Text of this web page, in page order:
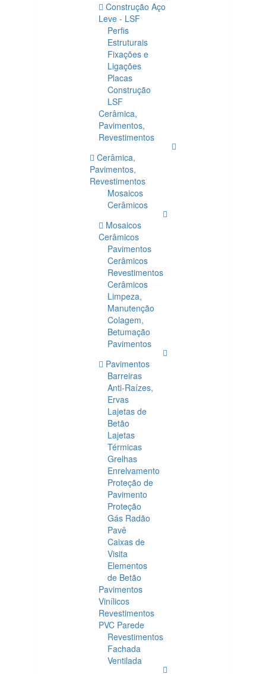
Construção Aço
Leve - LSF
Perfis
Estruturais
Fixações e
Ligações
Placas
Construção
LSF
Cerâmica,
Pavimentos,
Revestimentos
Cerâmica,
Pavimentos,
Revestimentos
Mosaicos
Cerâmicos
Mosaicos
Cerâmicos
Pavimentos
Cerâmicos
Revestimentos
Cerâmicos
Limpeza,
Manutenção
Colagem,
Betumação
Pavimentos
Pavimentos
Barreiras
Anti-Raízes,
Ervas
Lajetas de
Betão
Lajetas
Térmicas
Grelhas
Enrelvamento
Proteção de
Pavimento
Proteção
Gás Radão
Pavê
Caixas de
Visita
Elementos
de Betão
Pavimentos
Vinílicos
Revestimentos
PVC Parede
Revestimentos
Fachada
Ventilada